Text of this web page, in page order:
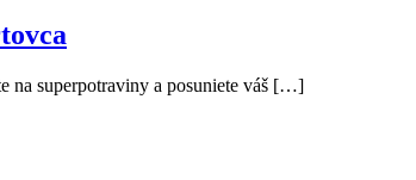
na superpotraviny a posuniete váš […]